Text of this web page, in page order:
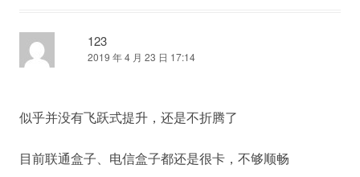
123
2019 年 4 月 23 日 17:14
似乎并没有飞跃式提升，还是不折腾了
目前联通盒子、电信盒子都还是很卡，不够顺畅